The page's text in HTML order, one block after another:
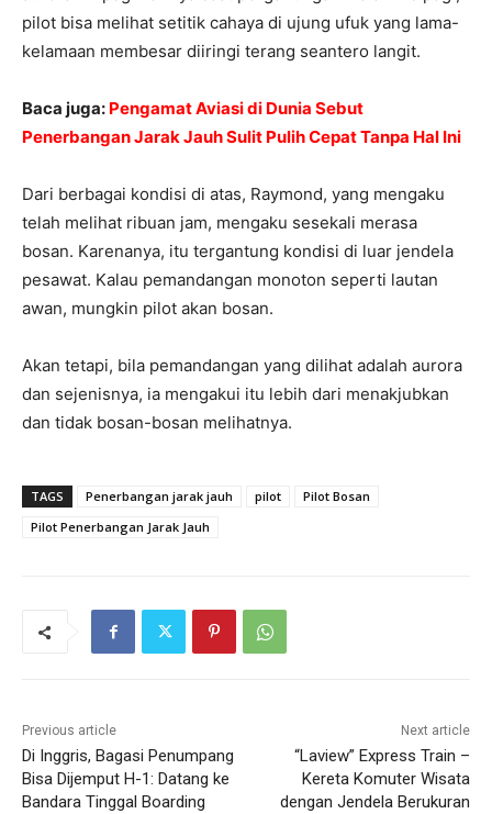
pilot bisa melihat setitik cahaya di ujung ufuk yang lama-
kelamaan membesar diiringi terang seantero langit.
Baca juga: Pengamat Aviasi di Dunia Sebut
Penerbangan Jarak Jauh Sulit Pulih Cepat Tanpa Hal Ini
Dari berbagai kondisi di atas, Raymond, yang mengaku
telah melihat ribuan jam, mengaku sesekali merasa
bosan. Karenanya, itu tergantung kondisi di luar jendela
pesawat. Kalau pemandangan monoton seperti lautan
awan, mungkin pilot akan bosan.
Akan tetapi, bila pemandangan yang dilihat adalah aurora
dan sejenisnya, ia mengakui itu lebih dari menakjubkan
dan tidak bosan-bosan melihatnya.
TAGS Penerbangan jarak jauh pilot
Pilot Bosan
Pilot Penerbangan Jarak Jauh
Previous article
Di Inggris, Bagasi Penumpang
Bisa Dijemput H-1: Datang ke
Bandara Tinggal Boarding
Next article
“Laview” Express Train –
Kereta Komuter Wisata
dengan Jendela Berukuran